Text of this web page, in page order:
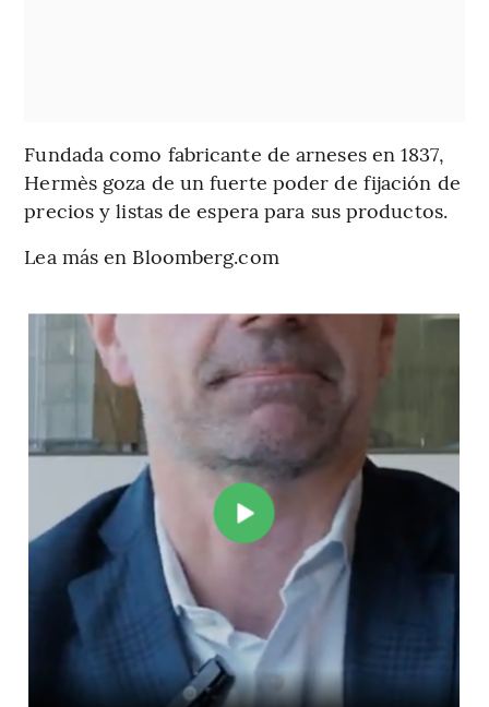
Fundada como fabricante de arneses en 1837,
Hermès goza de un fuerte poder de fijación de
precios y listas de espera para sus productos.
Lea más en Bloomberg.com